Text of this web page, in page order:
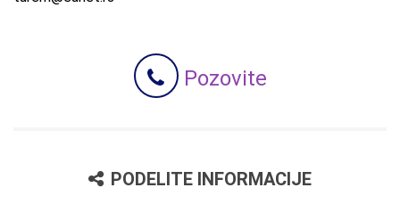
Pozovite
PODELITE INFORMACIJE